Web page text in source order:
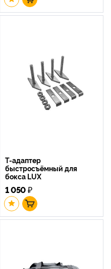
Т-адаптер
быстросъёмный для
бокса LUX
1 050₽